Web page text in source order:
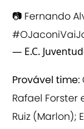
📷 Fernando
— E.C.
Provável time:
Rafael Forster
Ruiz (Marlon);